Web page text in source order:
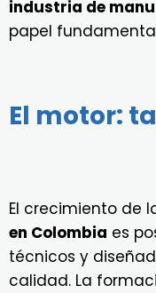
industria de
papel
El motor:
El crecimiento de
en Colombia es
técnicos y
calidad. La